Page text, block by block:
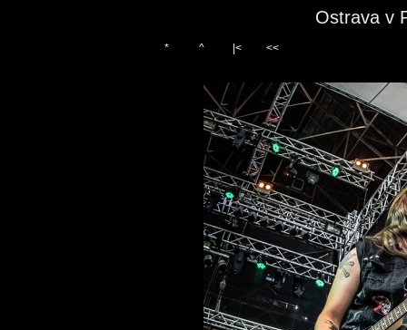
Ostrava v
* ^ |< <<